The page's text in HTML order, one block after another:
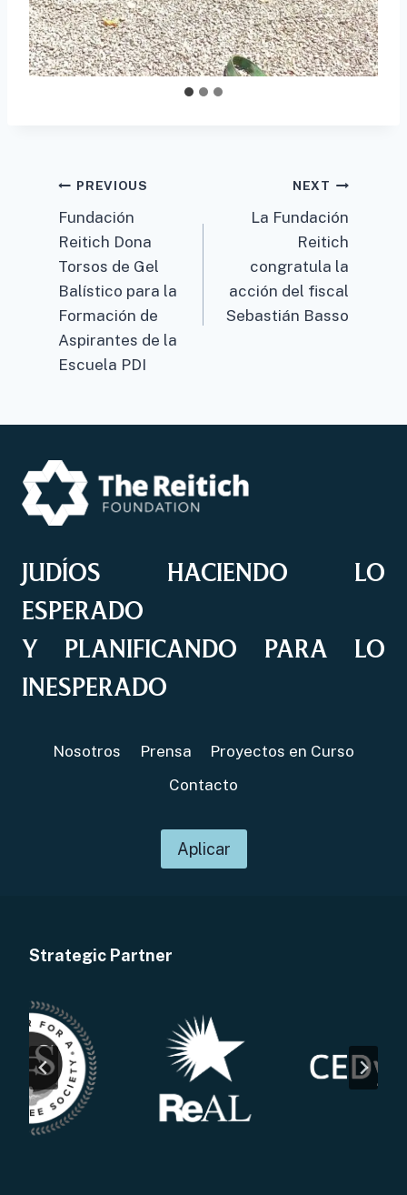
Post
navigation
PREVIOUS
Fundación
Reitich Dona
Torsos de Gel
Balístico para la
Formación de
Aspirantes de la
Escuela PDI
NEXT
La Fundación
Reitich
congratula la
acción del fiscal
Sebastián Basso
JUDÍOS HACIENDO LO
ESPERADO
Y PLANIFICANDO PARA LO
INESPERADO
Nosotros Prensa
Proyectos en Curso
Contacto
Aplicar
Strategic Partner